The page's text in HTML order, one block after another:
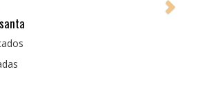
Pedro Manuel Collado Cruz
La cocina para mi es producto bien tratado
con un toque diferente